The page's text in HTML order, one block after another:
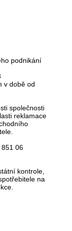
podnikání
v době od
společnosti
reklamace
06
kontrole,
na